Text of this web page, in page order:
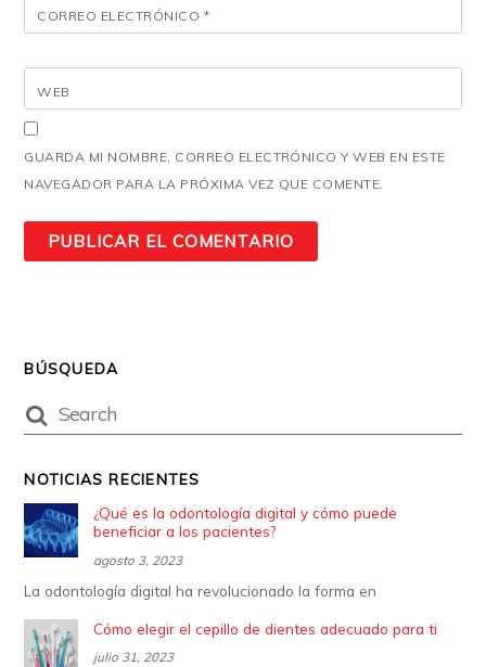
CORREO ELECTRÓNICO *
WEB
GUARDA MI NOMBRE, CORREO ELECTRÓNICO Y WEB EN ESTE
NAVEGADOR PARA LA PRÓXIMA VEZ QUE COMENTE.
BÚSQUEDA
NOTICIAS RECIENTES
¿Qué es la odontología digital y cómo puede
beneficiar a los pacientes?
agosto 3, 2023
La odontología digital ha revolucionado la forma en
Cómo elegir el cepillo de dientes adecuado para ti
julio 31, 2023